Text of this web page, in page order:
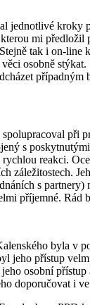
jednotlivé kroky
mi
tak i on-line
osobně
při
s
reakci.
záležitostech.
s partnery)
příjemné. Rád
byla v
jeho přístup
osobní
doporučovat i